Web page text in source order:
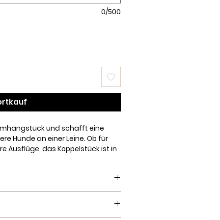
0/500
und schafft eine
Hunde an einer Leine. Ob für
Ausflüge, das Koppelstück ist in
separat erworben werden
zu erhalten.
Keine Scheuermittel
zu vermeiden.